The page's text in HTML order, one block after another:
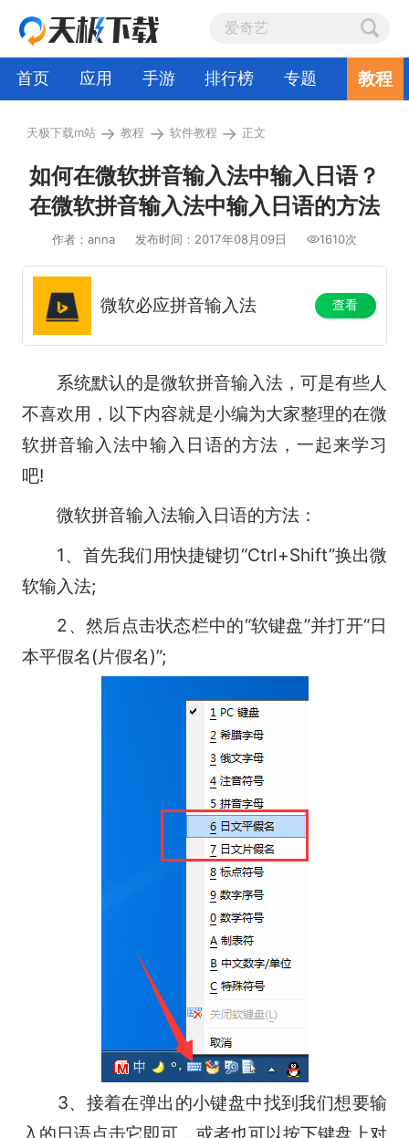
首页 应用 手游 排行榜 专题 教程
天极下载m站 → 教程 → 软件教程 → 正文
如何在微软拼音输入法中输入日语？
在微软拼音输入法中输入日语的方法
作者：anna 发布时间：2017年08月09日 1610次
微软必应拼音输入法 查看
系统默认的是微软拼音输入法，可是有些人
不喜欢用，以下内容就是小编为大家整理的在微
软拼音输入法中输入日语的方法，一起来学习
吧!
微软拼音输入法输入日语的方法：
1、首先我们用快捷键切“Ctrl+Shift”换出微
软输入法;
2、然后点击状态栏中的“软键盘”并打开“日
本平假名(片假名)”;
3、接着在弹出的小键盘中找到我们想要输
入的日语点击它即可，或者也可以按下键盘上对